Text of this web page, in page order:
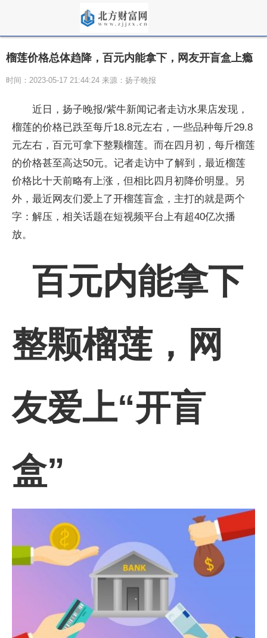
榴莲价格总体趋降，百元内能拿下，网友开盲盒上瘾
时间：2023-05-17 21:44:24 来源：扬子晚报
近日，扬子晚报/紫牛新闻记者走访水果店发现，
榴莲的价格已跌至每斤18.8元左右，一些品种每斤29.8
元左右，百元可拿下整颗榴莲。而在四月初，每斤榴莲
的价格甚至高达50元。记者走访中了解到，最近榴莲
价格比十天前略有上涨，但相比四月初降价明显。另
外，最近网友们爱上了开榴莲盲盒，主打的就是两个
字：解压，相关话题在短视频平台上有超40亿次播
放。
百元内能拿下
整颗榴莲，网
友爱上“开盲
盒”